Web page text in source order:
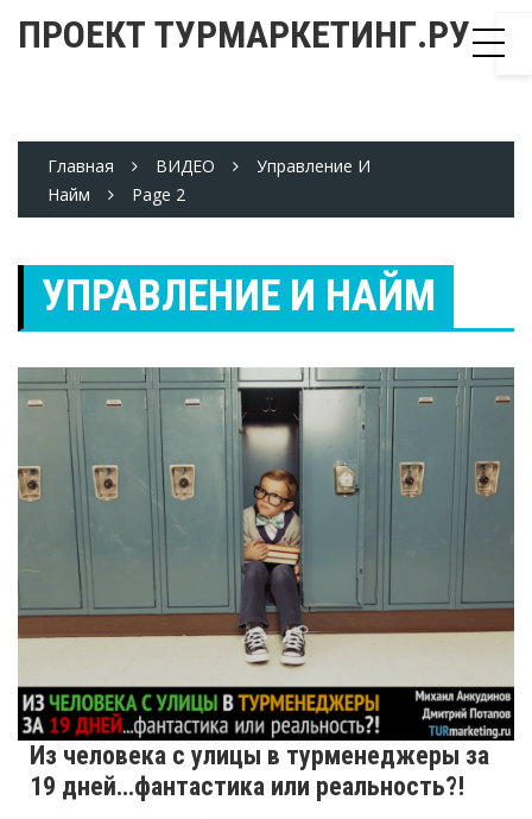
ПРОЕКТ ТУРМАРКЕТИНГ.РУ
Главная ВИДЕО
Управление И
Найм
Page 2
УПРАВЛЕНИЕ И НАЙМ
Из человека с улицы в турменеджеры за
19 дней…фантастика или реальность?!